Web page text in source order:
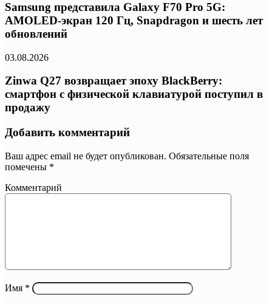
Samsung представила Galaxy F70 Pro 5G:
AMOLED-экран 120 Гц, Snapdragon и шесть лет
обновлений
03.08.2026
Zinwa Q27 возвращает эпоху BlackBerry:
смартфон с физической клавиатурой поступил в
продажу
Добавить комментарий
Ваш адрес email не будет опубликован. Обязательные поля
помечены *
Комментарий
Имя *